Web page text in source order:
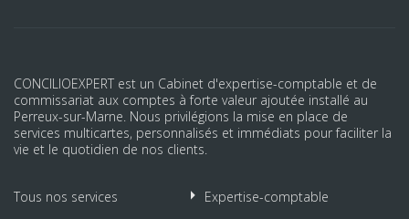
CONCILIOEXPERT est un Cabinet d'expertise-comptable et de
commissariat aux comptes à forte valeur ajoutée installé au
Perreux-sur-Marne. Nous privilégions la mise en place de
services multicartes, personnalisés et immédiats pour faciliter la
vie et le quotidien de nos clients.
Tous nos services
Expertise-comptable